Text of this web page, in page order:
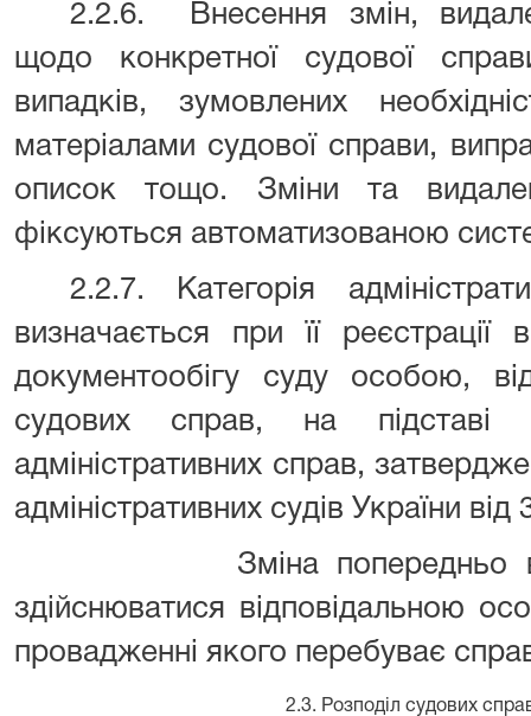
2.2.6.
Внесення змін,
щодо конкретної судової
випадків, зумовлених
матеріалами судової справи,
описок тощо. Зміни та
фіксуються автоматизованою
2.2.7. Категорія
визначається при її реєстрації
документообігу суду особою,
судових справ, на підставі
адміністративних справ,
адміністративних судів України
Зміна попередньо
здійснюватися відповідальною
провадженні якого перебуває
2.3. Розподіл судових